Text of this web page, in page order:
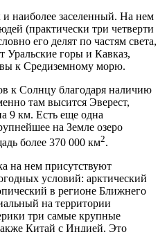
наиболее заселенный. На нем
(практически три четверти
его делят по частям света,
Уральские горы и Кавказ,
к Средиземному морю.
к Солнцу благодаря наличию
там высится Эверест,
9 км. Есть еще одна
на Земле озеро
более 370 000 км2.
на нем присутствуют
условий: арктический
в регионе Ближнего
на территории
три самые крупные
Китай с Индией. Это